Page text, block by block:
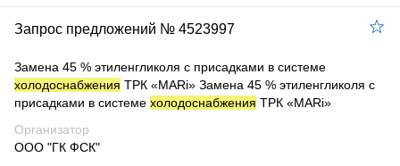
Запрос предложений № 4523997
Замена 45 % этиленгликоля с присадками в системе
холодоснабжения ТРК «МARi» Замена 45 % этиленгликоля с
присадками в системе холодоснабжения ТРК «МARi»
Организатор
ООО "ГК ФСК"